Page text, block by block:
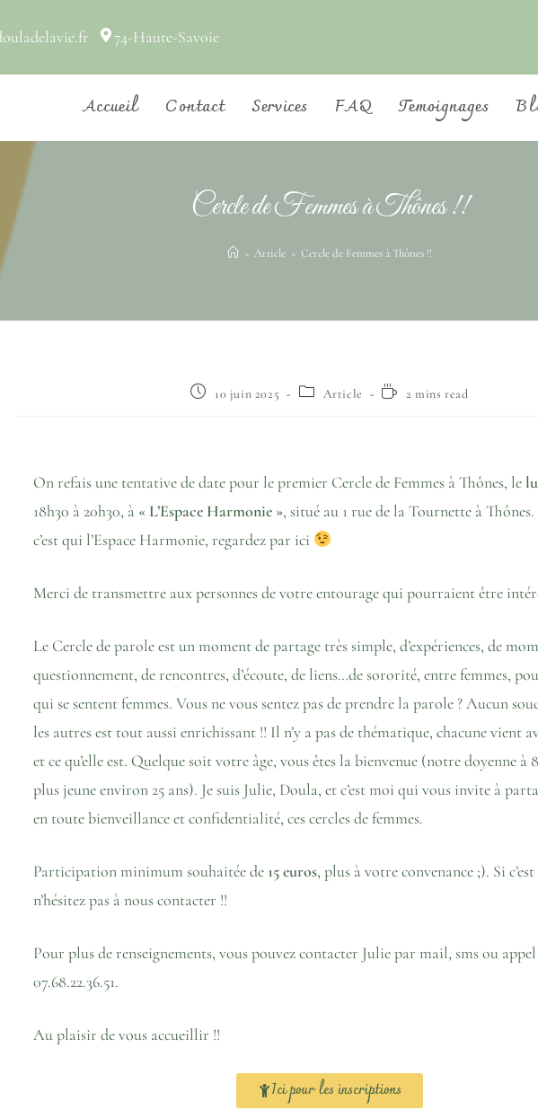
74-Haute-Savoie
Accueil Contact Services FAQ Temoignages
Cercle de Femmes à Thônes !!
> Article > Cercle de Femmes à Thônes !!
10 juin 2025 Article 2 mins read
On refais une tentative de date pour le premier Cercle de Femmes à Thônes, le
18h30 à 20h30, à « L’Espace Harmonie », situé au 1 rue de la Tournette à Thônes.
c’est qui l’Espace Harmonie, regardez par ici
Merci de transmettre aux personnes de votre entourage qui pourraient être
Le Cercle de parole est un moment de partage très simple, d’expériences, de
questionnement, de rencontres, d’écoute, de liens…de sororité, entre femmes,
qui se sentent femmes. Vous ne vous sentez pas de prendre la parole ? Aucun
les autres est tout aussi enrichissant !! Il n’y a pas de thématique, chacune vient
et ce qu’elle est. Quelque soit votre âge, vous êtes la bienvenue (notre doyenne à
plus jeune environ 25 ans). Je suis Julie, Doula, et c’est moi qui vous invite à
en toute bienveillance et confidentialité, ces cercles de femmes.
Participation minimum souhaitée de 15 euros, plus à votre convenance ;). Si
n’hésitez pas à nous contacter !!
Pour plus de renseignements, vous pouvez contacter Julie par mail, sms ou
07.68.22.36.51.
Au plaisir de vous accueillir !!
Ici pour les inscriptions